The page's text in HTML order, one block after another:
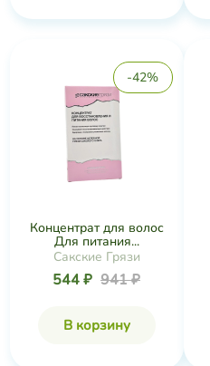
-42%
Концентрат для волос
Для питания...
Сакские Грязи
544 ₽ 941 ₽
В корзину